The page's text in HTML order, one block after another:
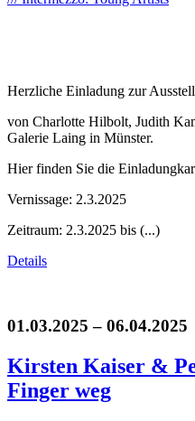
Herzliche Einladung zur
von Charlotte Hilbolt, Judith
Galerie Laing in Münster.
Hier finden Sie die
Vernissage: 2.3.2025
Zeitraum: 2.3.2025 bis (...)
Details
01.03.2025 – 06.04.2025
Kirsten Kaiser &
Finger weg